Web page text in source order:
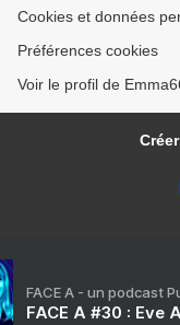
Cookies et données
Préférences cookies
Voir le profil de
FACE A - un podcast
FACE A #30 : Eve